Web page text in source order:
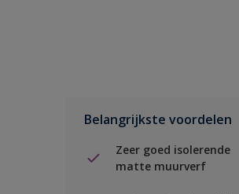
Belangrijkste voordelen
Zeer goed isolerende
matte muurverf